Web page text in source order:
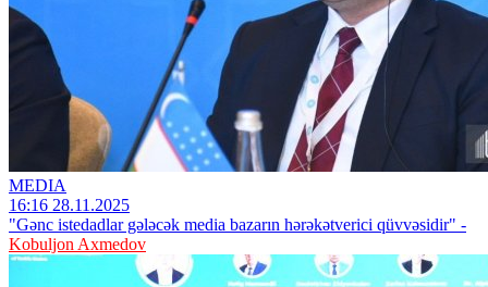
MEDIA
16:16 28.11.2025
"Gənc istedadlar gələcək media bazarın hərəkətverici qüvvəsidir" -
Kobuljon Axmedov